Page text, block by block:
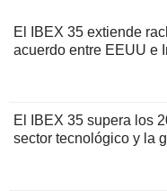
El IBEX 35 extiende
acuerdo entre EEUU e
El IBEX 35 supera los
sector tecnológico y la